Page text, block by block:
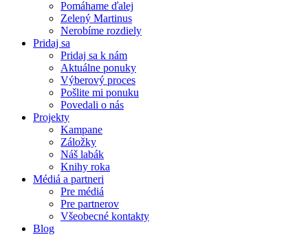
Pomáhame ďalej
Zelený Martinus
Nerobíme rozdiely
Pridaj sa
Pridaj sa k nám
Aktuálne ponuky
Výberový proces
Pošlite mi ponuku
Povedali o nás
Projekty
Kampane
Záložky
Náš labák
Knihy roka
Médiá a partneri
Pre médiá
Pre partnerov
Všeobecné kontakty
Blog